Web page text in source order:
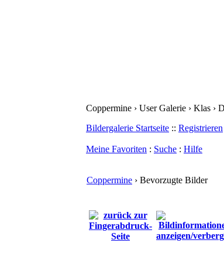
Coppermine › User Galerie › Klas ›
Bildergalerie Startseite :: Registrieren
Meine Favoriten : Suche : Hilfe
Coppermine › Bevorzugte Bilder